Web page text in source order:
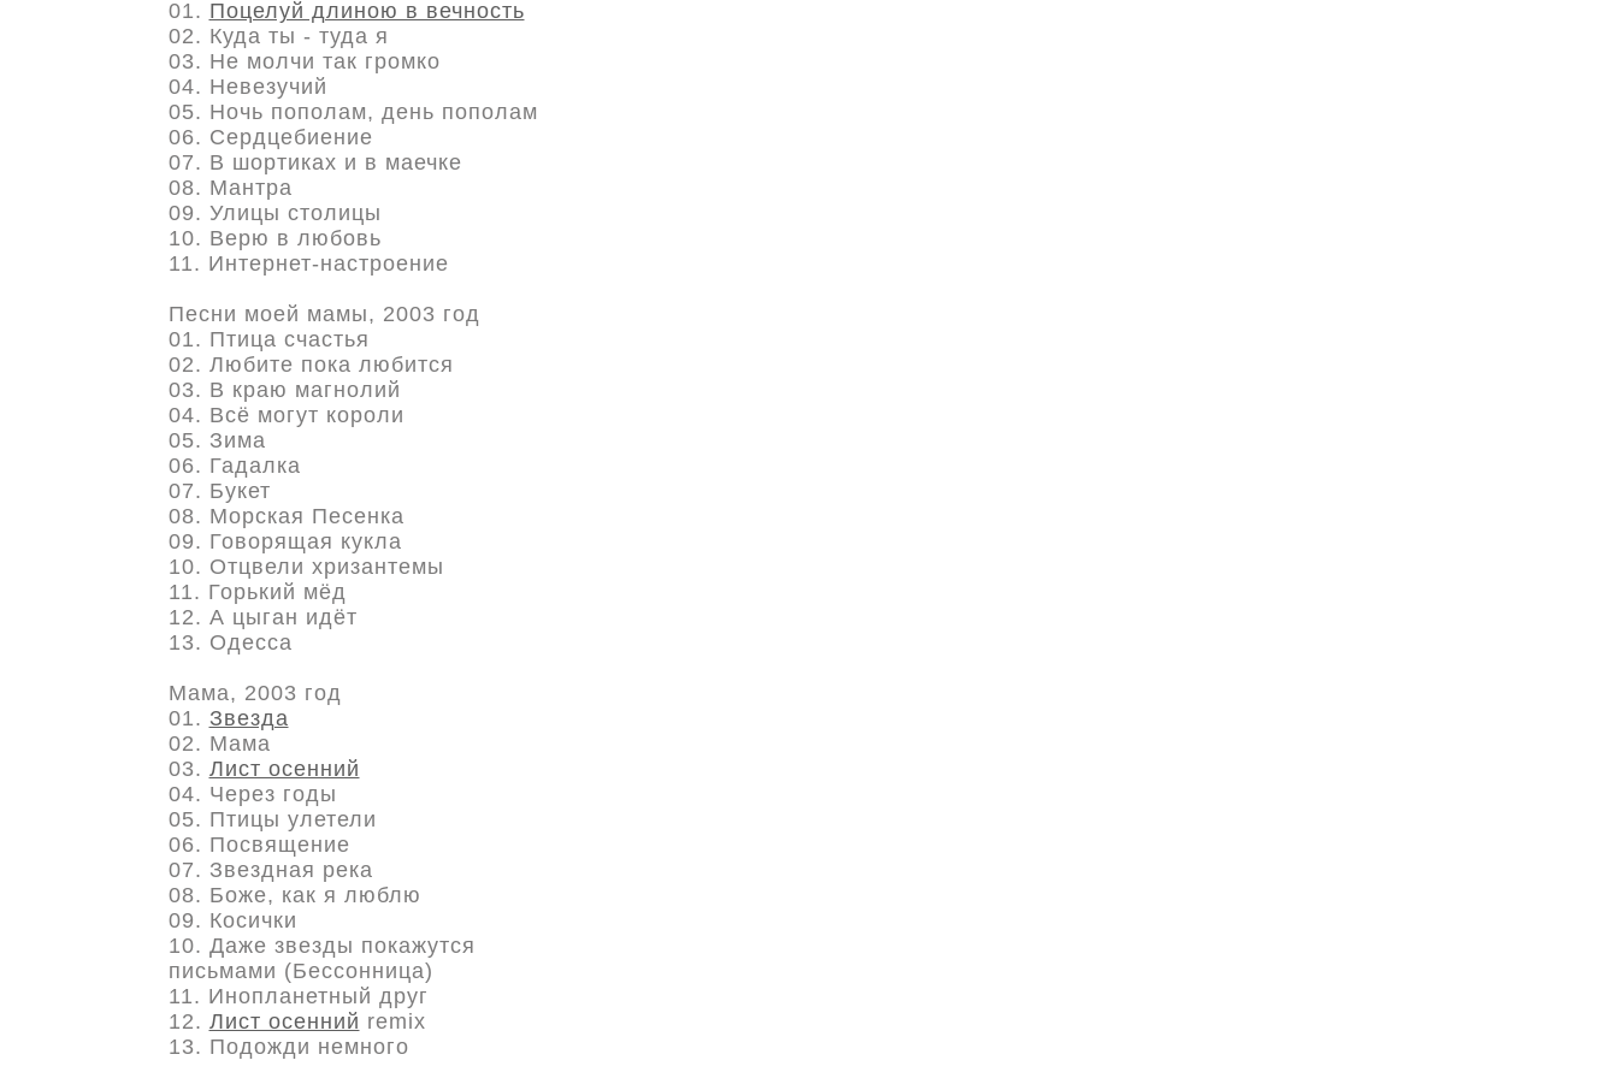
01. Поцелуй длиною в вечность
02. Куда ты - туда я
03. Не молчи так громко
04. Невезучий
05. Ночь пополам, день пополам
06. Сердцебиение
07. В шортиках и в маечке
08. Мантра
09. Улицы столицы
10. Верю в любовь
11. Интернет-настроение
Песни моей мамы, 2003 год
01. Птица cчастья
02. Любите пока любится
03. В краю магнолий
04. Всё могут короли
05. Зима
06. Гадалка
07. Букет
08. Морская Песенка
09. Говорящая кукла
10. Отцвели хризантемы
11. Горький мёд
12. А цыган идёт
13. Одесса
Мама, 2003 год
01. Звезда
02. Мама
03. Лист осенний
04. Через годы
05. Птицы улетели
06. Посвящение
07. Звездная река
08. Боже, как я люблю
09. Косички
10. Даже звезды покажутся
письмами (Бессонница)
11. Инопланетный друг
12. Лист осенний remix
13. Подожди немного